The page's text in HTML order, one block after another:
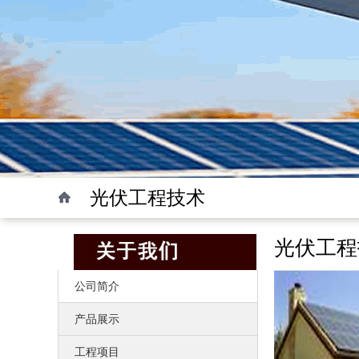
光伏工程技术
公司简介
产品展示
工程项目
光伏工